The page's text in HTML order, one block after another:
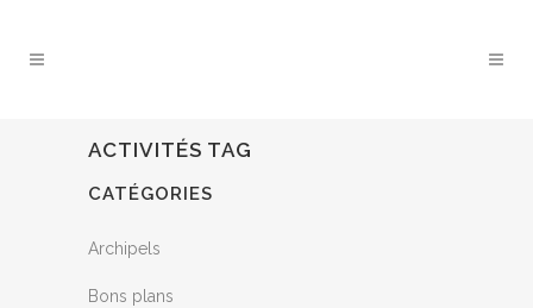
ACTIVITÉS TAG
CATÉGORIES
Archipels
Bons plans